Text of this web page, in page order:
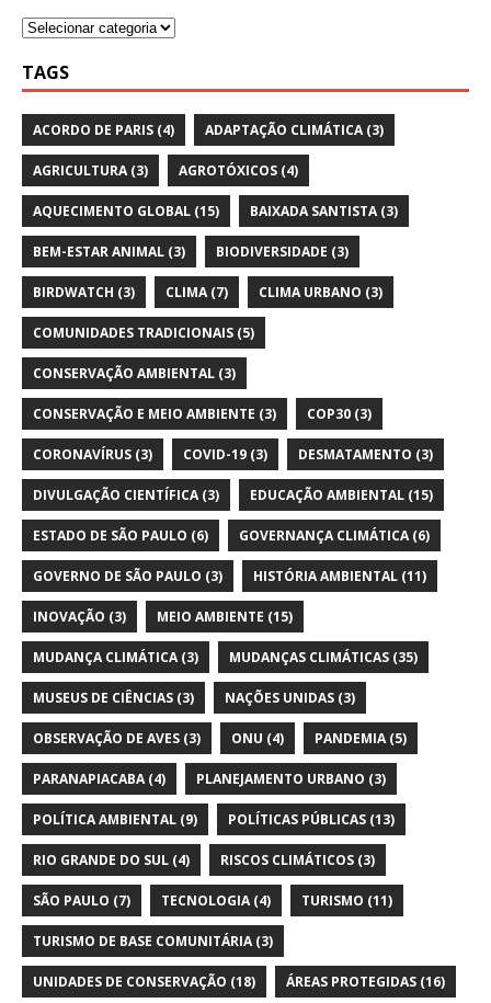
TAGS
ACORDO DE PARIS (4) ADAPTAÇÃO CLIMÁTICA(3)
AGRICULTURA(3) AGROTÓXICOS (4)
AQUECIMENTO GLOBAL (15) BAIXADA SANTISTA(3)
BEM-ESTAR ANIMAL (3) BIODIVERSIDADE (3)
BIRDWATCH (3) CLIMA(7) CLIMA URBANO (3)
COMUNIDADES TRADICIONAIS (5)
CONSERVAÇÃO AMBIENTAL (3)
CONSERVAÇÃO E MEIO AMBIENTE (3) COP30 (3)
CORONAVÍRUS (3) COVID-19 (3) DESMATAMENTO (3)
DIVULGAÇÃO CIENTÍFICA(3) EDUCAÇÃO AMBIENTAL (15)
ESTADO DE SÃO PAULO (6) GOVERNANÇA CLIMÁTICA(6)
GOVERNO DE SÃO PAULO (3) HISTÓRIA AMBIENTAL (11)
INOVAÇÃO (3) MEIO AMBIENTE (15)
MUDANÇA CLIMÁTICA(3) MUDANÇAS CLIMÁTICAS (35)
MUSEUS DE CIÊNCIAS (3) NAÇÕES UNIDAS (3)
OBSERVAÇÃO DE AVES (3) ONU (4) PANDEMIA(5)
PARANAPIACABA(4) PLANEJAMENTO URBANO (3)
POLÍTICA AMBIENTAL (9) POLÍTICAS PÚBLICAS (13)
RIO GRANDE DO SUL (4) RISCOS CLIMÁTICOS (3)
SÃO PAULO (7) TECNOLOGIA(4) TURISMO (11)
TURISMO DE BASE COMUNITÁRIA(3)
UNIDADES DE CONSERVAÇÃO (18) ÁREAS PROTEGIDAS (16)